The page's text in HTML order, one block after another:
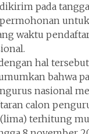
pada
untuk
waktu
hal
bahwa
nasional
calon
terhitung